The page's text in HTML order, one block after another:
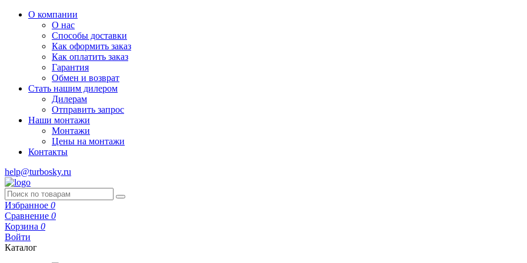
О компании
О нас
Способы доставки
Как оформить заказ
Как оплатить заказ
Гарантия
Обмен и возврат
Стать нашим дилером
Дилерам
Отправить запрос
Наши монтажи
Монтажи
Цены на монтажи
Контакты
help@turbosky.ru
Избранное 0
Сравнение 0
Корзина 0
Войти
Каталог